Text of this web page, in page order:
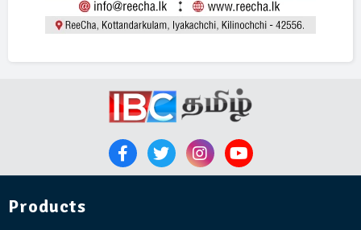
Products